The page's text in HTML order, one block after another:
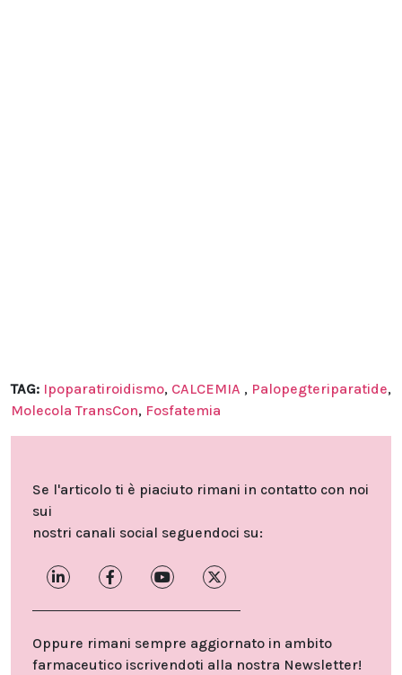
TAG: Ipoparatiroidismo, CALCEMIA , Palopegteriparatide,
Molecola TransCon, Fosfatemia
Se l'articolo ti è piaciuto rimani in contatto con noi
sui
nostri canali social seguendoci su:
Oppure rimani sempre aggiornato in ambito
farmaceutico iscrivendoti alla nostra Newsletter!